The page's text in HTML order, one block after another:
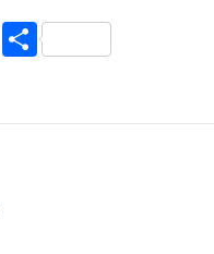
Li S